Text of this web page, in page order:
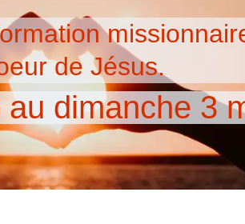
de Jésus.
dimanche 3